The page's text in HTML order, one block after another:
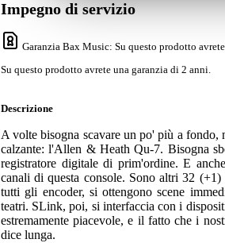
Impegno di servizio
Garanzia Bax Music: Su questo prodotto
Su questo prodotto avrete una garanzia di 2 anni.
Descrizione
A volte bisogna scavare un po' più a
calzante: l'Allen & Heath Qu-7. Bisogna
registratore digitale di prim'ordine. E
canali di questa console. Sono altri 32
tutti gli encoder, si ottengono scene
teatri. SLink, poi, si interfaccia con i
estremamente piacevole, e il fatto che i
dice lunga.